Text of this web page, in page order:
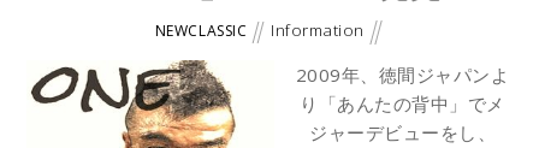
NEWCLASSIC Information
2009年、徳間ジャパンよ
り「あんたの背中」でメ
ジャーデビューをし、